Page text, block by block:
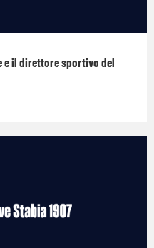
e il direttore sportivo del